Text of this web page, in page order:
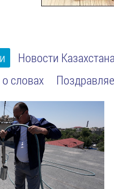
Новости
словах